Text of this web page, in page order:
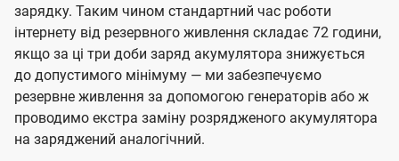
зарядку. Таким чином стандартний час роботи
інтернету від резервного живлення складає 72 години,
якщо за ці три доби заряд акумулятора знижується
до допустимого мінімуму — ми забезпечуємо
резервне живлення за допомогою генераторів або ж
проводимо екстра заміну розрядженого акумулятора
на заряджений аналогічний.